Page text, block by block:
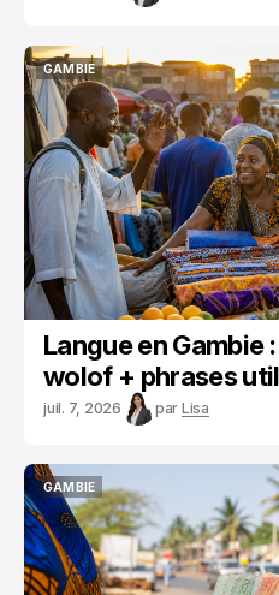
GAMBIE
GAMBIE
Langue en Gambie
wolof + phrases
juil. 7, 2026 par Lisa
GAMBIE
GAMBIE